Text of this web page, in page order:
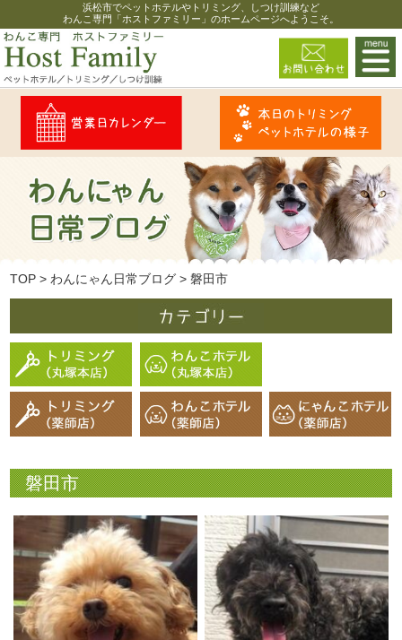
浜松市でペットホテルやトリミング、しつけ訓練など
わんこ専門「ホストファミリー」のホームページへようこそ。
TOP > わんにゃん日常ブログ >磐田市
磐田市